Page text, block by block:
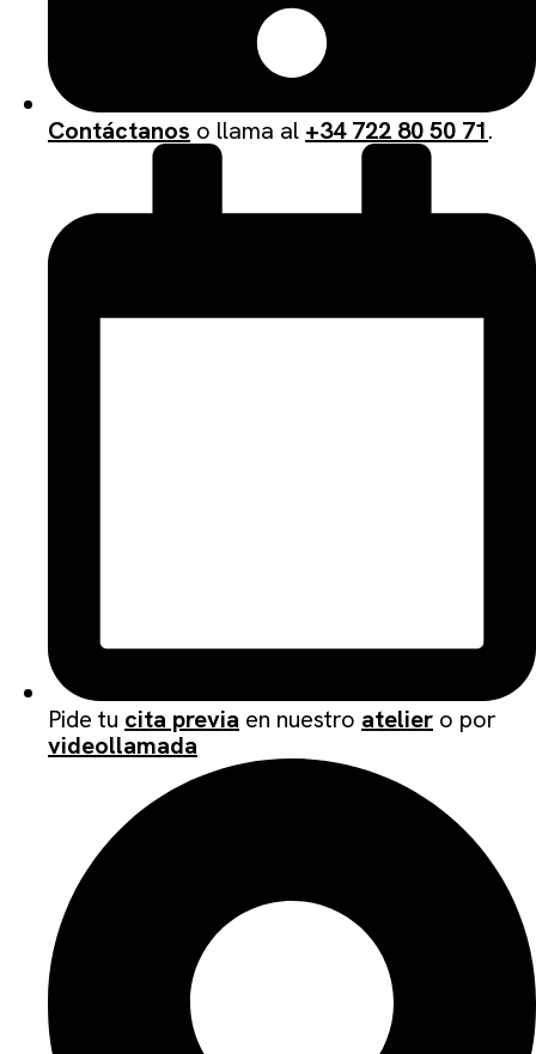
Contáctanos o llama al +34 722 80 50 71.
Pide tu cita previa en nuestro atelier o por
videollamada